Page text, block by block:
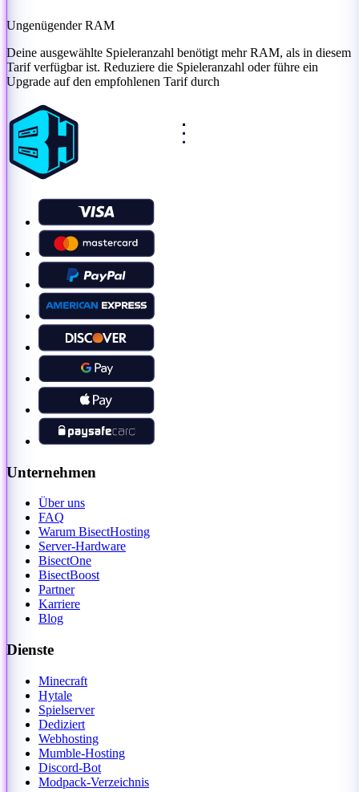
Ungenügender RAM
Deine ausgewählte Spieleranzahl benötigt mehr RAM, als in diesem
Tarif verfügbar ist. Reduziere die Spieleranzahl oderführe ein
Upgrade auf den empfohlenen Tarif durch
Unternehmen
Über uns
FAQ
Warum BisectHosting
Server-Hardware
BisectOne
BisectBoost
Partner
Karriere
Blog
Dienste
Minecraft
Hytale
Spielserver
Dediziert
Webhosting
Mumble-Hosting
Discord-Bot
Modpack-Verzeichnis